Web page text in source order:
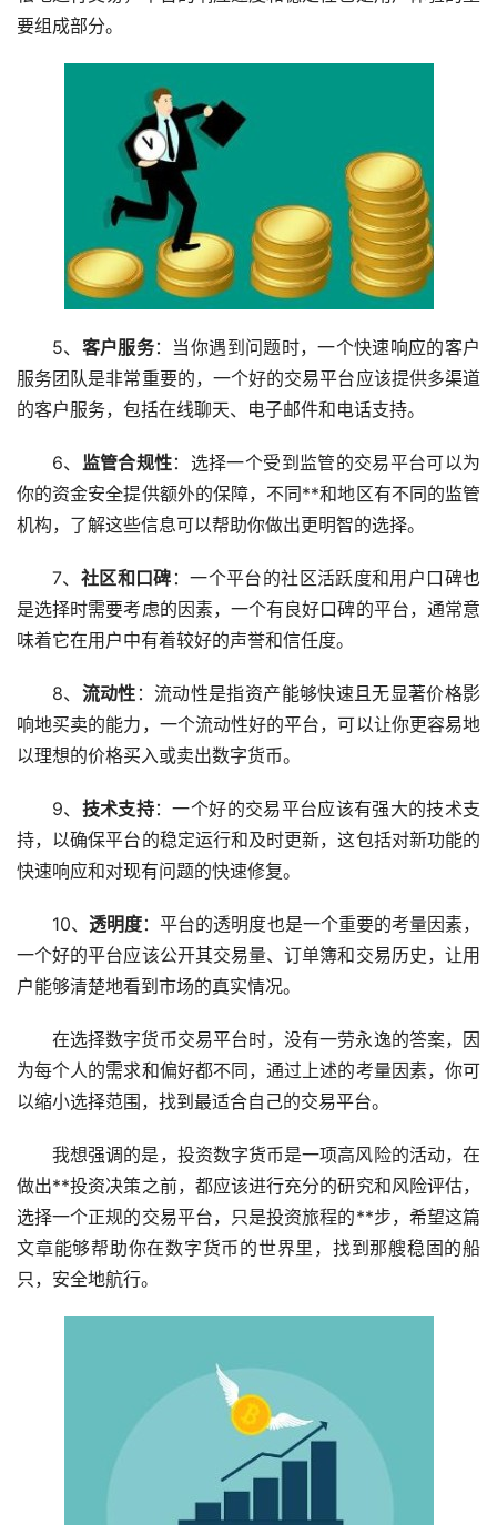
要组成部分。
5、 客户服务：当你遇到问题时，一个快速响应的客户
服务团队是非常重要的，一个好的交易平台应该提供多渠道
的客户服务，包括在线聊天、电子邮件和电话支持。
6、 监管合规性：选择一个受到监管的交易平台可以为
你的资金安全提供额外的保障，不同**和地区有不同的监管
机构，了解这些信息可以帮助你做出更明智的选择。
7、 社区和口碑 ：一个平台的社区活跃度和用户口碑也
是选择时需要考虑的因素，一个有良好口碑的平台，通常意
味着它在用户中有着较好的声誉和信任度。
8、 流动性 ：流动性是指资产能够快速且无显著价格影
响地买卖的能力，一个流动性好的平台，可以让你更容易地
以理想的价格买入或卖出数字货币。
9、 技术支持：一个好的交易平台应该有强大的技术支
持，以确保平台的稳定运行和及时更新，这包括对新功能的
快速响应和对现有问题的快速修复。
10、 透明度：平台的透明度也是一个重要的考量因素，
一个好的平台应该公开其交易量、订单簿和交易历史，让用
户能够清楚地看到市场的真实情况。
在选择数字货币交易平台时，没有一劳永逸的答案，因
为每个人的需求和偏好都不同，通过上述的考量因素，你可
以缩小选择范围，找到最适合自己的交易平台。
我想强调的是，投资数字货币是一项高风险的活动，在
做出**投资决策之前，都应该进行充分的研究和风险评估，
选择一个正规的交易平台，只是投资旅程的**步，希望这篇
文章能够帮助你在数字货币的世界里，找到那艘稳固的船
只，安全地航行。